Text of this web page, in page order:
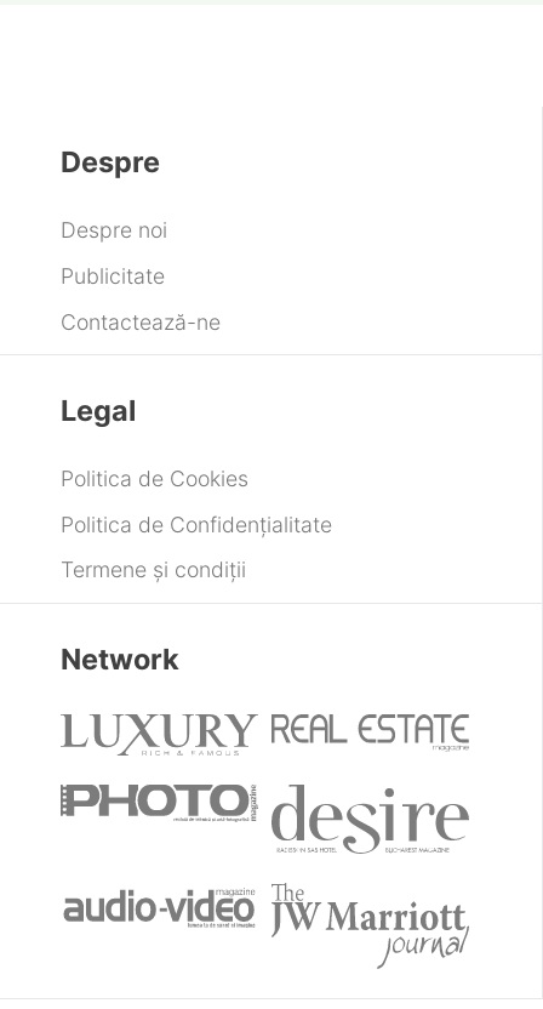
aniversară de 15 ani
KEF LS LUXE este noul vârf de gamă audio
BMW X5 la final de generație – ultimele 200
de modele cu livrare din stoc și pachete de
finanțare specială
Despre
Despre noi
Publicitate
Legal
Politica de Confidențialitate